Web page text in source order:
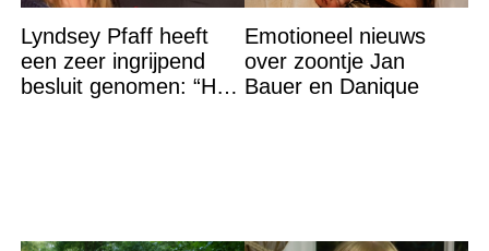
Lyndsey Pfaff heeft
een zeer ingrijpend
besluit genomen: “Het
Emotioneel nieuws
over zoontje Jan
Bauer en Danique